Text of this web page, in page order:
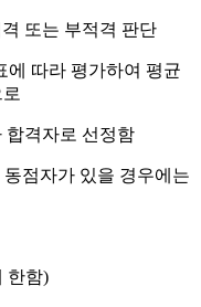
또는 부적격 판단
에 따라 평가하여 평균
합격자로 선정함
점자가 있을 경우에는
한함)